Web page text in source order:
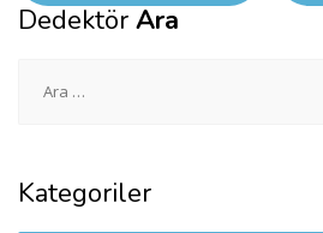
Dedektör Ara
Kategoriler